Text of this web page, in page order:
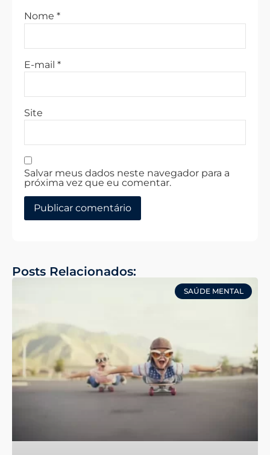
Nome *
E-mail *
Site
Salvar meus dados neste navegador para a
próxima vez que eu comentar.
Posts Relacionados:
SAÚDE MENTAL